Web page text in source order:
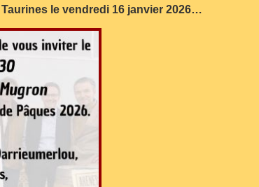
le vendredi 16 janvier 2026…